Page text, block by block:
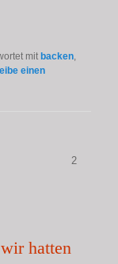
mit backen,
einen
2
hatten